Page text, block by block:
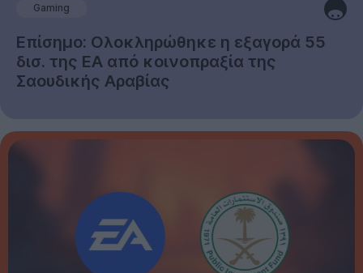
Gaming
Επίσημο: Ολοκληρώθηκε η εξαγορά 55
δισ. της EA από κοινοπραξία της
Σαουδικής Αραβίας